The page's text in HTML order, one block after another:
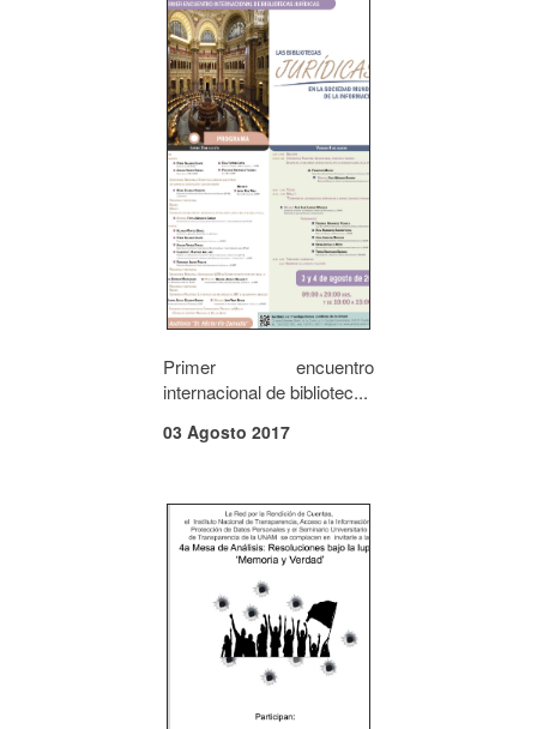
Primer encuentro
internacional de bibliotec...
03 Agosto 2017